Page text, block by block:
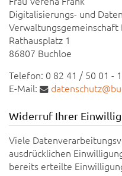
Digitalisierungs- und
Verwaltungsgemeinschaft
Rathausplatz 1
86807 Buchloe
Telefon: 0 82 41 / 50 01 -
E-Mail:
Widerruf Ihrer
Viele
ausdrücklichen
bereits erteilte